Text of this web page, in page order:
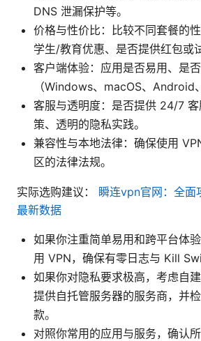
DNS 泄漏保护等。
价格与性价比：比较不同套餐的
学生/教育优惠、是否提供红包或
客户端体验：应用是否易用、是
（Windows、macOS、Android
客服与透明度：是否提供 24/7
策、透明的隐私实践。
兼容性与本地法律：确保使用
区的法律法规。
实际选购建议： 瞬连vpn官网：全面
最新数据
如果你注重简单易用和跨平台体
用 VPN，确保有零日志与 Kill
如果你对隐私要求极高，考虑自
提供自托管服务器的服务商，并
款。
对照你常用的应用与服务，确认